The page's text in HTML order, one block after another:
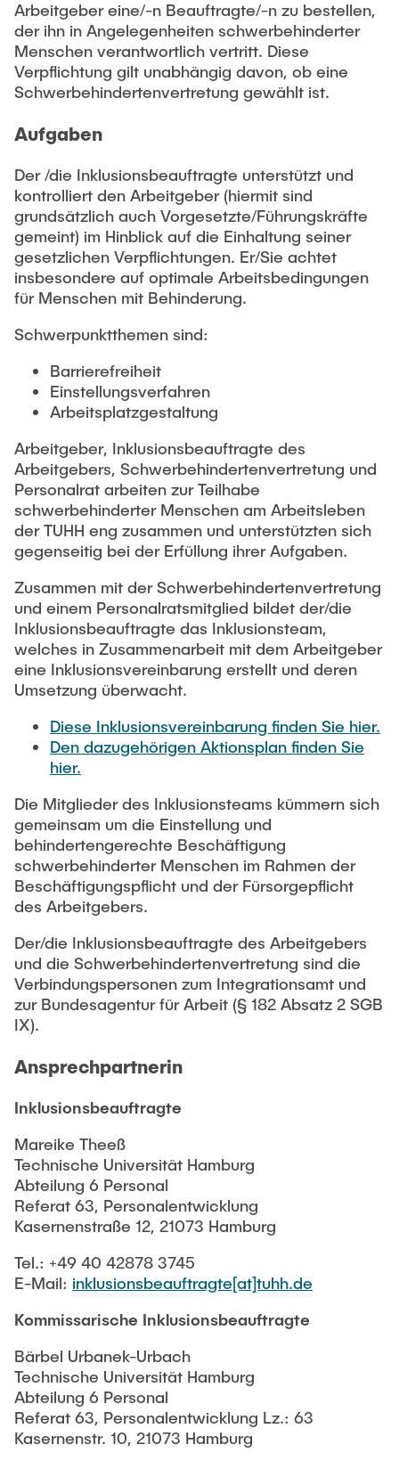
Newsroom
Pressemitteilungen
Flyer und Broschüren
Magazin spektrum
Veranstaltungen
Merchandise-Shop
Arbeiten an der TU Hamburg
Stellenausschreibungen
Berufsausbildung und Praktika
Intern
Beratung und Kontakt
Neu an der TUHH
Rund ums Studium
Für Absolventinnen und Absolventen
Alumni
Berufseinstieg - Career Center
Graduiertenakademie
Promotion und Habilitation
Lehre und Lernen
Hochschuldidaktik - ZLL
LearnING Center
Lehre im europäischen Verbund (ECIU)
WorkINGLab / Makerspace
UNU HUB "Engineering to Face Climate Change"
Forschungsförderung
Early Career Researchers
Gute Wissenschaftliche Praxis
Future Lectures
Team
Neues aus der Forschung &
Transfer
Interdisziplinärer Workshop des FSP
Reaktortechnologien“
Studiengänge
Forschung und Institute
Technologie und Innovation in der Bildung
News
Forschung und Institute
Management-Wissenschaften und Technologie
Studiengänge
Maschinenbau
Studiengänge
Studienbereich FIT
Institute im Überblick
Austauschstudium
Intercultural Hub
(Gast)Wissenschaftler*innen
Partnerships and Strategy
Partnerhochschulen Studierendenaustausch
Eine Partnerschaft vereinbaren
Strategie
ECIU University
Contacts & International Team
Arbeitgeber eine/-n Beauftragte/-n zu bestellen,
der ihn in Angelegenheiten schwerbehinderter
Menschen verantwortlich vertritt. Diese
Verpflichtung gilt unabhängig davon, ob eine
Schwerbehindertenvertretung gewählt ist.
Aufgaben
Der /die Inklusionsbeauftragte unterstützt und
kontrolliert den Arbeitgeber (hiermit sind
grundsätzlich auch Vorgesetzte/Führungskräfte
gemeint) im Hinblick auf die Einhaltung seiner
gesetzlichen Verpflichtungen. Er/Sie achtet
insbesondere auf optimale Arbeitsbedingungen
für Menschen mit Behinderung.
Schwerpunktthemen sind:
Barrierefreiheit
Einstellungsverfahren
Arbeitsplatzgestaltung
Arbeitgeber, Inklusionsbeauftragte des
Arbeitgebers, Schwerbehindertenvertretung und
Personalrat arbeiten zur Teilhabe
schwerbehinderter Menschen am Arbeitsleben
der TUHH eng zusammen und unterstützten sich
gegenseitig bei der Erfüllung ihrer Aufgaben.
Zusammen mit der Schwerbehindertenvertretung
und einem Personalratsmitglied bildet der/die
Inklusionsbeauftragte das Inklusionsteam,
welches in Zusammenarbeit mit dem Arbeitgeber
eine Inklusionsvereinbarung erstellt und deren
Umsetzung überwacht.
Diese Inklusionsvereinbarung finden Sie hier.
Den dazugehörigen Aktionsplan finden Sie
hier.
Die Mitglieder des Inklusionsteams kümmern sich
gemeinsam um die Einstellung und
behindertengerechte Beschäftigung
schwerbehinderter Menschen im Rahmen der
Beschäftigungspflicht und der Fürsorgepflicht
des Arbeitgebers.
Der/die Inklusionsbeauftragte des Arbeitgebers
und die Schwerbehindertenvertretung sind die
Verbindungspersonen zum Integrationsamt und
zur Bundesagentur für Arbeit (§ 182 Absatz 2 SGB
IX).
Ansprechpartnerin
Inklusionsbeauftragte
Mareike Theeß
Technische Universität Hamburg
Abteilung 6 Personal
Referat 63, Personalentwicklung
Kasernenstraße 12, 21073 Hamburg
Tel.: +49 40 42878 3745
E-Mail: inklusionsbeauftragte[at]tuhh.de
Kommissarische Inklusionsbeauftragte
Bärbel Urbanek-Urbach
Technische Universität Hamburg
Abteilung 6 Personal
Referat 63, Personalentwicklung Lz.: 63
Kasernenstr. 10, 21073 Hamburg